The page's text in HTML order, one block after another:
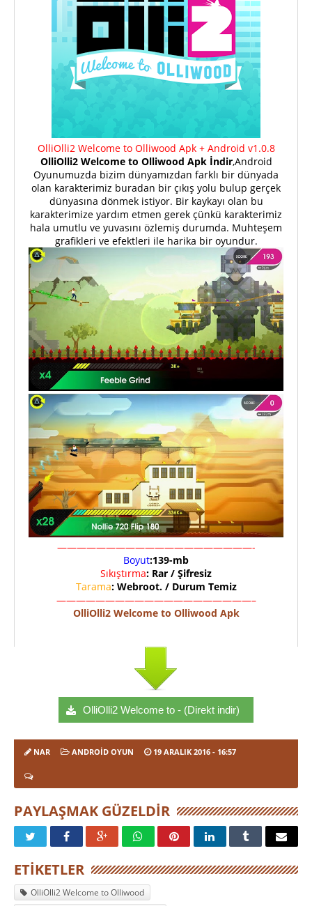
OlliOlli2 Welcome to Olliwood Apk + Android v1.0.8
OlliOlli2 Welcome to Olliwood Apk İndir,Android
Oyunumuzda bizim dünyamızdan farklı bir dünyada
olan karakterimiz buradan bir çıkış yolu bulup gerçek
dünyasına dönmek istiyor. Bir kaykayı olan bu
karakterimize yardım etmen gerek çünkü karakterimiz
hala umutlu ve yuvasını özlemiş durumda. Muhteşem
grafikleri ve efektleri ile harika bir oyundur.
————————————————————-
Boyut:139-mb
Sıkıştırma: Rar / Şifresiz
Tarama: Webroot. / Durum Temiz
————————————————————–
OlliOlli2 Welcome to Olliwood Apk
OlliOlli2 Welcome to - (Direkt indir)
NAR ANDROID OYUN 19 ARALIK 2016 - 16:57
PAYLAŞMAK GÜZELDIR
ETIKETLER
OlliOlli2 Welcome to Olliwood